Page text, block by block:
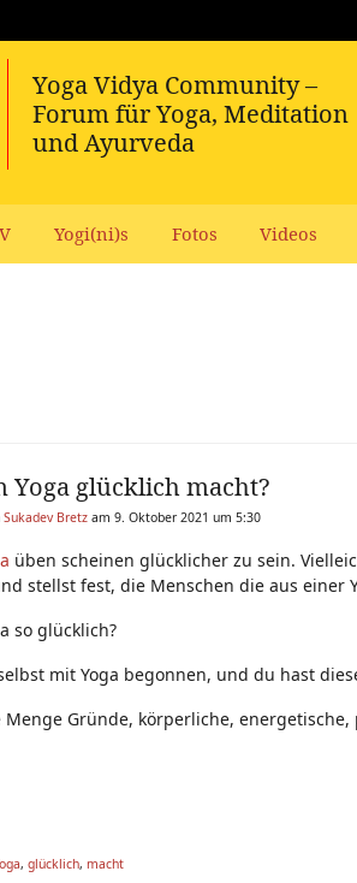
Yogi(ni)s Fotos Videos
Yoga glücklich macht?
Sukadev Bretz am 9. Oktober 2021 um 5:30
üben scheinen glücklicher zu sein.
stellst fest, die Menschen die aus
so glücklich?
mit Yoga begonnen, und du hast
Menge Gründe, körperliche,
, glücklich, macht